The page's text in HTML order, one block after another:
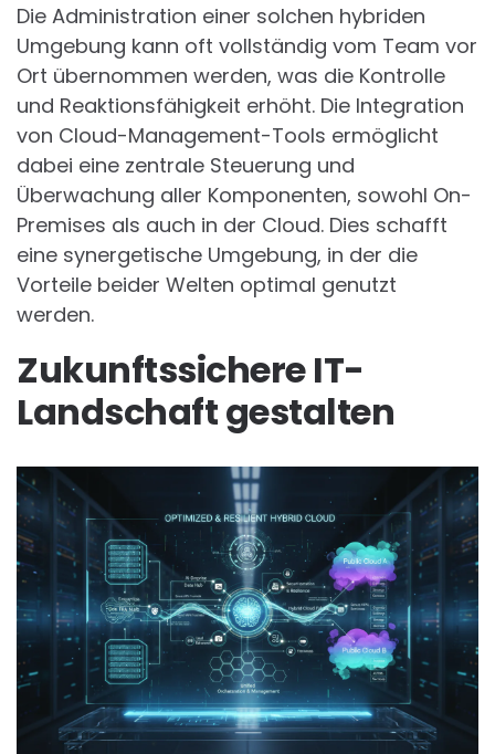
Die Administration einer solchen hybriden
Umgebung kann oft vollständig vom Team vor
Ort übernommen werden, was die Kontrolle
und Reaktionsfähigkeit erhöht. Die Integration
von Cloud-Management-Tools ermöglicht
dabei eine zentrale Steuerung und
Überwachung aller Komponenten, sowohl On-
Premises als auch in der Cloud. Dies schafft
eine synergetische Umgebung, in der die
Vorteile beider Welten optimal genutzt
werden.
Zukunftssichere IT-
Landschaft gestalten